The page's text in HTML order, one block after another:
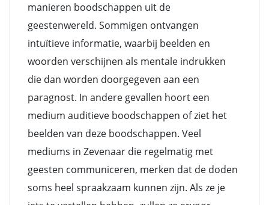
manieren boodschappen uit de
geestenwereld. Sommigen ontvangen
intuïtieve informatie, waarbij beelden en
woorden verschijnen als mentale indrukken
die dan worden doorgegeven aan een
paragnost. In andere gevallen hoort een
medium auditieve boodschappen of ziet het
beelden van deze boodschappen. Veel
mediums in Zevenaar die regelmatig met
geesten communiceren, merken dat de doden
soms heel spraakzaam kunnen zijn. Als ze je